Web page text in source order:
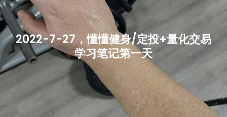
2022-7-27，懂懂健身/定投+量化交易
学习笔记第一天